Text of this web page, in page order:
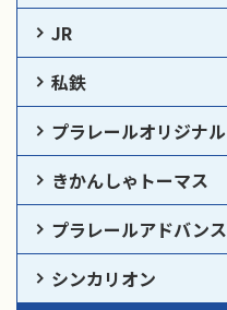
JR
私鉄
プラレールオリジナル
きかんしゃトーマス
プラレールアドバンス
シンカリオン